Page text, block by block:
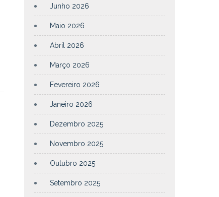
Junho 2026
Maio 2026
Abril 2026
Março 2026
Fevereiro 2026
Janeiro 2026
Dezembro 2025
Novembro 2025
Outubro 2025
Setembro 2025